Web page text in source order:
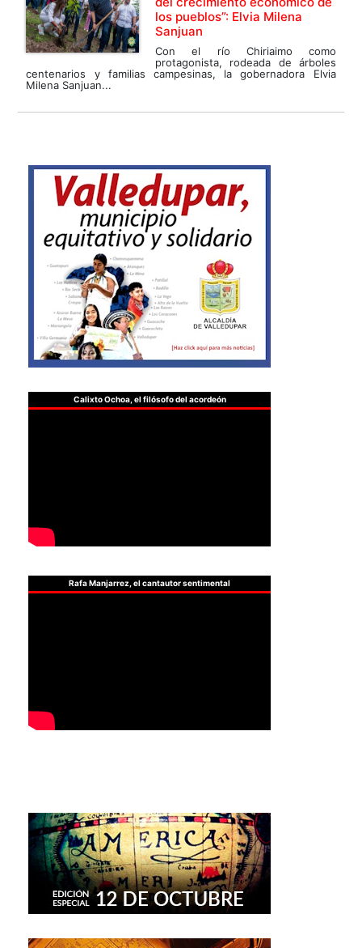
los pueblos”: Elvia Milena
Sanjuan
Con el río Chiriaimo como
protagonista, rodeada de árboles
centenarios y familias campesinas, la gobernadora Elvia
Milena Sanjuan...
Calixto Ochoa, el filósofo del acordeón
Rafa Manjarrez, el cantautor sentimental